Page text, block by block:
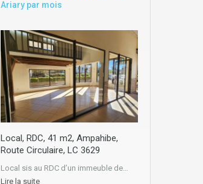
Ariary par mois
Local, RDC, 41 m2, Ampahibe,
Route Circulaire, LC 3629
Local sis au RDC d’un immeuble de…
Lire la suite